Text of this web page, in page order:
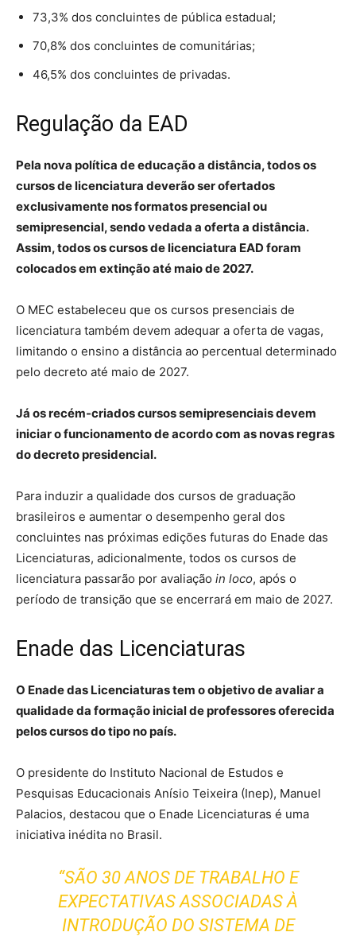
73,3% dos concluintes de pública estadual;
70,8% dos concluintes de comunitárias;
46,5% dos concluintes de privadas.
Regulação da EAD
Pela nova política de educação a distância, todos os
cursos de licenciatura deverão ser ofertados
exclusivamente nos formatos presencial ou
semipresencial, sendo vedada a oferta a distância.
Assim, todos os cursos de licenciatura EAD foram
colocados em extinção até maio de 2027.
O MEC estabeleceu que os cursos presenciais de
licenciatura também devem adequar a oferta de vagas,
limitando o ensino a distância ao percentual determinado
pelo decreto até maio de 2027.
Já os recém-criados cursos semipresenciais devem
iniciar o funcionamento de acordo com as novas regras
do decreto presidencial.
Para induzir a qualidade dos cursos de graduação
brasileiros e aumentar o desempenho geral dos
concluintes nas próximas edições futuras do Enade das
Licenciaturas, adicionalmente, todos os cursos de
licenciatura passarão por avaliação in loco, após o
período de transição que se encerrará em maio de 2027.
Enade das Licenciaturas
O Enade das Licenciaturas tem o objetivo de avaliar a
qualidade da formação inicial de professores oferecida
pelos cursos do tipo no país.
O presidente do Instituto Nacional de Estudos e
Pesquisas Educacionais Anísio Teixeira (Inep), Manuel
Palacios, destacou que o Enade Licenciaturas é uma
iniciativa inédita no Brasil.
“SÃO 30 ANOS DE TRABALHO E
EXPECTATIVAS ASSOCIADAS À
INTRODUÇÃO DO SISTEMA DE